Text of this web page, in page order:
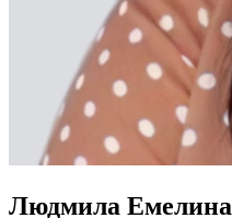
Людмила Емелина